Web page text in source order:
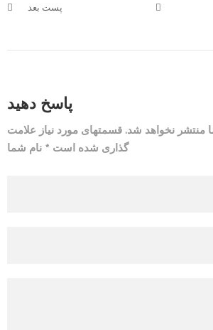
پست بعد
پاسخ دهید
منتشر نخواهد شد. قسمتهای مورد نیاز علامت
گذاری شده است * نام شما